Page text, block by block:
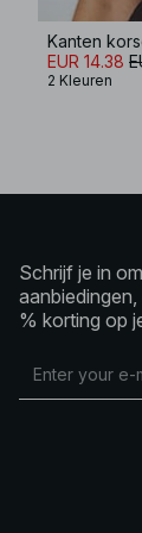
Kanten
EUR 14.38
2 Kleuren
Schrijf je in
% korting op